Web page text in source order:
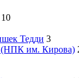
10
Тедди 3
(НПК им. Кирова)